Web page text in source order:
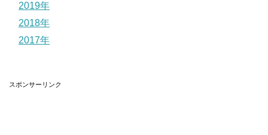
2019年
2018年
2017年
スポンサーリンク